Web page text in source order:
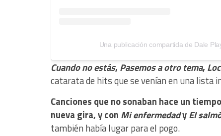
Una publicación compartida de Dale
Cuando no estás, Pasemos a otro tema,
catarata de hits que se venían en una lista
Canciones que no sonaban hace un
nueva gira, y con Mi enfermedadyEl
también había lugar para el pogo.